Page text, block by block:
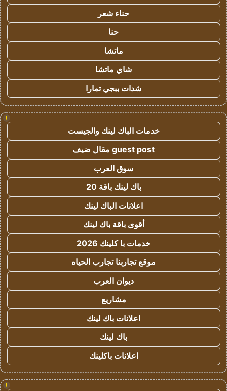
حناء شعر
حنا
ماتشا
شاي ماتشا
شدات ببجي تمارا
!
خدمات الباك لينك والجيست
guest post مقال ضيف
سوق العرب
باك لينك باقة 20
اعلانات الباك لينك
أقوى باقة باك لينك
خدمات با كلينك 2026
موقع تجاربنا تجارب الحياه
ديوان العرب
مشاريع
اعلانات باك لينك
باك لينك
اعلانات باكلينك
!